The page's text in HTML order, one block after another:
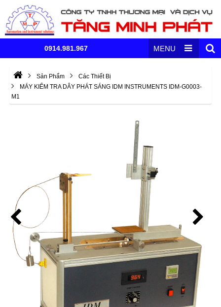
0914.981.967 MENU
Sản Phẩm
Các Thiết Bị
MÁY KIỂM TRA DÂY PHÁT SÁNG IDM INSTRUMENTS IDM-G0003-
M1